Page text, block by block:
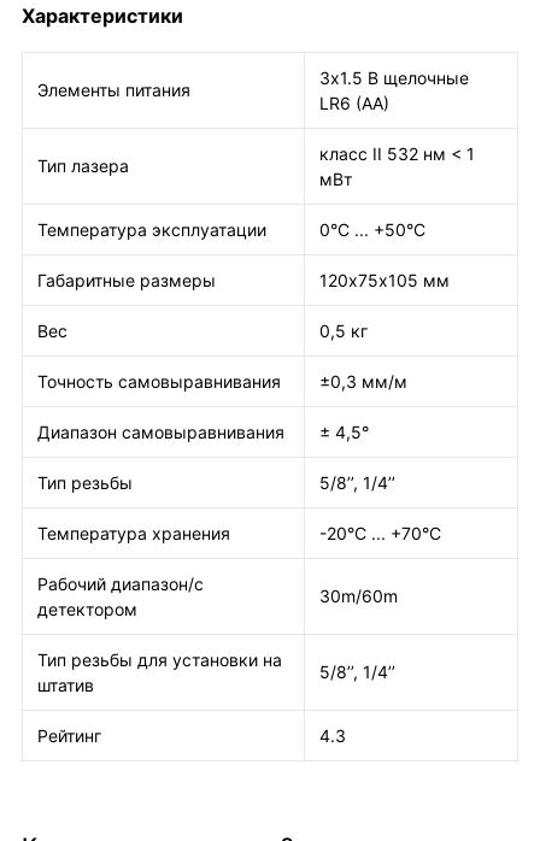
Характеристики
Элементы питания
3х1.5 В щелочные
LR6 (AA)
Тип лазера
класс II 532 нм < 1
мВт
Температура эксплуатации 0°C ... +50°C
Габаритные размеры 120х75х105 мм
Вес 0,5 кг
Точность самовыравнивания ±0,3 мм/м
Диапазон самовыравнивания ± 4,5°
Тип резьбы 5/8’’, 1/4’’
Температура хранения -20°C ... +70°C
Рабочий диапазон/с
детектором
30m/60m
Тип резьбы для установки на
штатив
5/8’’, 1/4’’
Рейтинг 4.3